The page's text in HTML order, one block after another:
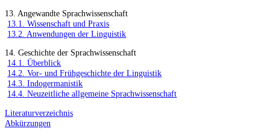
13. Angewandte Sprachwissenschaft
13.1. Wissenschaft und Praxis
13.2. Anwendungen der Linguistik
14. Geschichte der Sprachwissenschaft
14.1. Überblick
14.2. Vor- und Frühgeschichte der Linguistik
14.3. Indogermanistik
14.4. Neuzeitliche allgemeine Sprachwissenschaft
Literaturverzeichnis
Abkürzungen